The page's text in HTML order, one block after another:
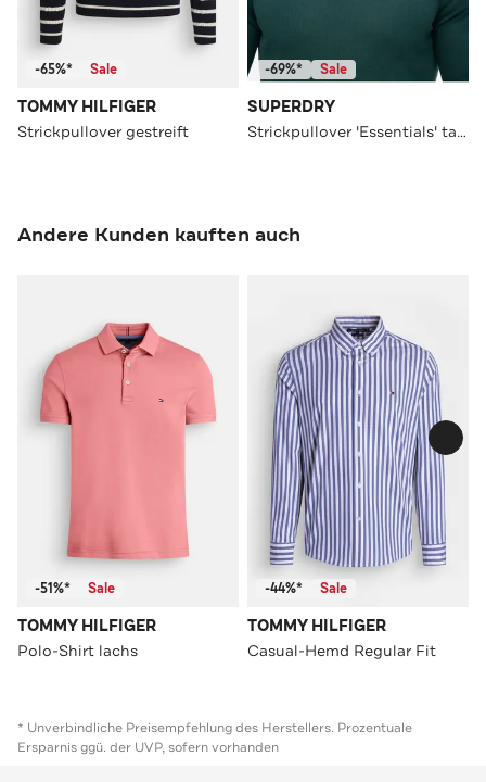
-65%* Sale
TOMMY HILFIGER
Strickpullover gestreift
-69%* Sale
SUPERDRY
Strickpullover 'Essentials' tannengrün
Andere Kunden kauften auch
-51%* Sale
TOMMY HILFIGER
Polo-Shirt lachs
-44%* Sale
TOMMY HILFIGER
Casual-Hemd Regular Fit
* Unverbindliche Preisempfehlung des Herstellers. Prozentuale
Ersparnis ggü. der UVP, sofern vorhanden